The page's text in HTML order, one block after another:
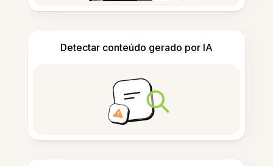
Detectar conteúdo gerado por IA